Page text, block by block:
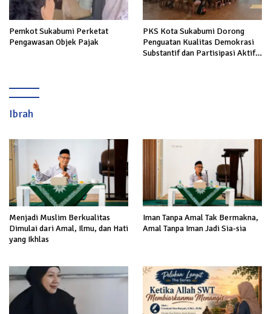
Pemkot Sukabumi Perketat
Pengawasan Objek Pajak
PKS Kota Sukabumi Dorong
Penguatan Kualitas Demokrasi
Substantif dan Partisipasi Aktif
Ibrah
Menjadi Muslim Berkualitas
Dimulai dari Amal, Ilmu, dan Hati
yang Ikhlas
Iman Tanpa Amal Tak Bermakna,
Amal Tanpa Iman Jadi Sia-sia